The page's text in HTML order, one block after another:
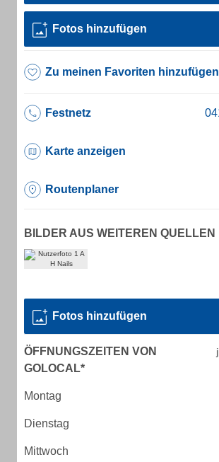
Fotos hinzufügen
Zu meinen Favoriten hinzufügen
Festnetz
Karte anzeigen
Routenplaner
BILDER AUS WEITEREN QUELLEN
Fotos hinzufügen
ÖFFNUNGSZEITEN VON
GOLOCAL*
Montag
Dienstag
Mittwoch